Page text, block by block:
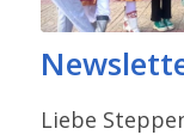
Liebe